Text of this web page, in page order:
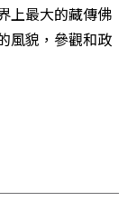
上最大的藏傳佛
風貌，參觀和政